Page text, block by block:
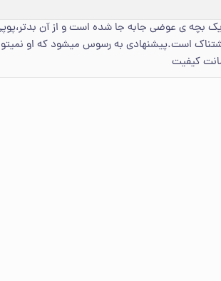
یک بچه ی عوضی جابه جا شده است و از آن
است.پیشنهادی به رسوس میشود که او
کیفیت